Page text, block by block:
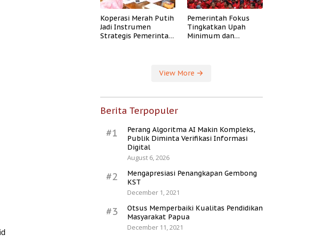
Koperasi Merah Putih
Jadi Instrumen
Strategis Pemerintah
Pemerintah Fokus
Tingkatkan Upah
Minimum dan
View More
Berita Terpopuler
#1
Perang Algoritma AI Makin Kompleks,
Publik Diminta Verifikasi Informasi
Digital
August 6, 2026
#2
Mengapresiasi Penangkapan Gembong
KST
December 1, 2021
#3
Otsus Memperbaiki Kualitas Pendidikan
Masyarakat Papua
December 11, 2021